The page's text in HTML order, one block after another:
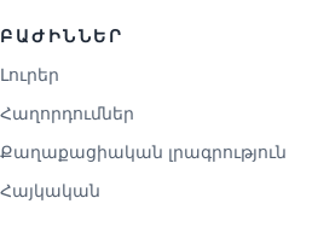
ԲԱԺԻՆՆԵՐ
Լուրեր
Հաղորդումներ
Քաղաքացիական լրագրություն
Հայկական